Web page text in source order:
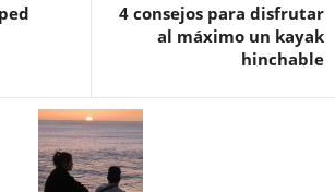
4 consejos para disfrutar
al máximo un kayak
hinchable